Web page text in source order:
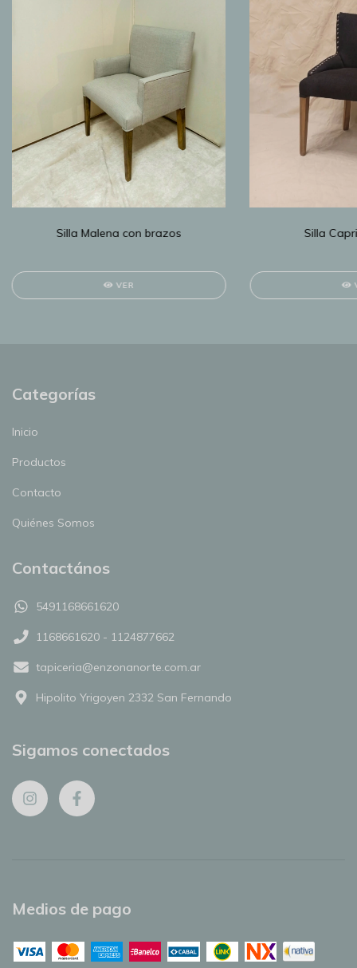
Silla Malena con brazos
VER
Silla
Categorías
Inicio
Productos
Contacto
Quiénes Somos
Contactános
5491168661620
1168661620 - 1124877662
tapiceria@enzonanorte.com.ar
Hipolito Yrigoyen 2332 San Fernando
Sigamos conectados
Medios de pago